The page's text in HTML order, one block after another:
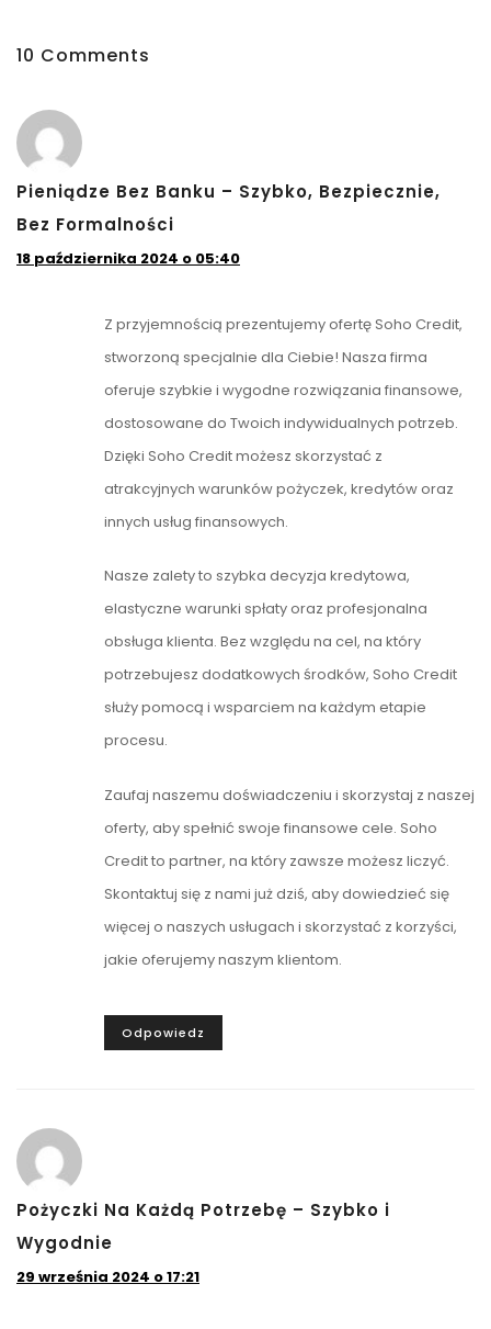
10 Comments
Pieniądze Bez Banku – Szybko, Bezpiecznie,
Bez Formalności
18 października 2024 o 05:40
Z przyjemnością prezentujemy ofertę Soho Credit,
stworzoną specjalnie dla Ciebie! Nasza firma
oferuje szybkie i wygodne rozwiązania finansowe,
dostosowane do Twoich indywidualnych potrzeb.
Dzięki Soho Credit możesz skorzystać z
atrakcyjnych warunków pożyczek, kredytów oraz
innych usług finansowych.
Nasze zalety to szybka decyzja kredytowa,
elastyczne warunki spłaty oraz profesjonalna
obsługa klienta. Bez względu na cel, na który
potrzebujesz dodatkowych środków, Soho Credit
służy pomocą i wsparciem na każdym etapie
procesu.
Zaufaj naszemu doświadczeniu i skorzystaj z naszej
oferty, aby spełnić swoje finansowe cele. Soho
Credit to partner, na który zawsze możesz liczyć.
Skontaktuj się z nami już dziś, aby dowiedzieć się
więcej o naszych usługach i skorzystać z korzyści,
jakie oferujemy naszym klientom.
Odpowiedz
Pożyczki Na Każdą Potrzebę – Szybko i
Wygodnie
29 września 2024 o 17:21